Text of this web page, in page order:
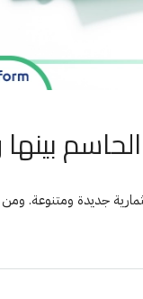
جديدة ومتنوعة.